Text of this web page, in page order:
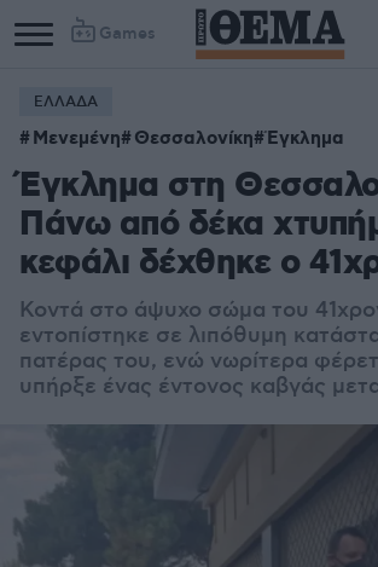
Games
ΕΛΛΑΔΑ
Μενεμένη Θεσσαλονίκη Έγκλημα
Έγκλημα στη
Πάνω από δέκα
κεφάλι δέχθηκε ο
Κοντά στο άψυχο σώμα του
εντοπίστηκε σε λιπόθυμη
πατέρας του, ενώ νωρίτερα
υπήρξε ένας έντονος καβγάς